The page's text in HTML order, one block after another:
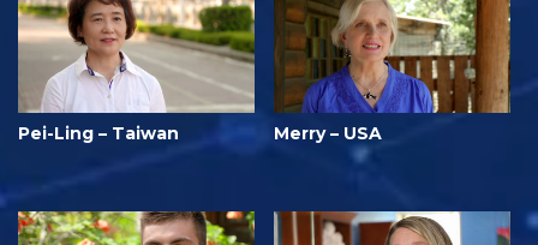
Pei-Ling – Taiwan Merry – USA